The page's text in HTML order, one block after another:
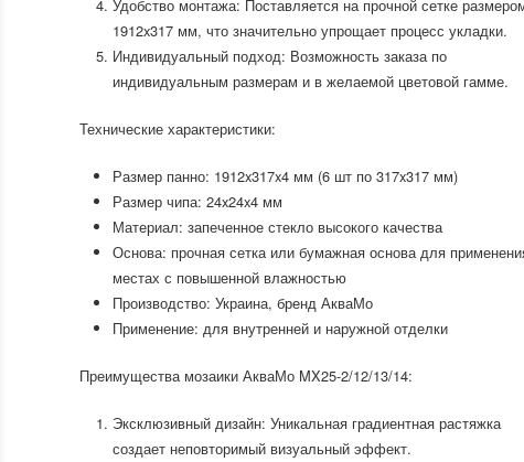
Удобство монтажа: Поставляется на прочной сетке
1912x317 мм, что значительно упрощает процесс укладки.
Индивидуальный подход: Возможность заказа по
индивидуальным размерам и в желаемой цветовой гамме.
Технические характеристики:
Размер панно: 1912x317x4 мм (6 шт по 317x317 мм)
Размер чипа: 24x24x4 мм
Материал: запеченное стекло высокого качества
Основа: прочная сетка или бумажная основа для
местах с повышенной влажностью
Производство: Украина, бренд АкваМо
Применение: для внутренней и наружной отделки
Преимущества мозаики АкваМо MX25-2/12/13/14:
Эксклюзивный дизайн: Уникальная градиентная растяжка
создает неповторимый визуальный эффект.